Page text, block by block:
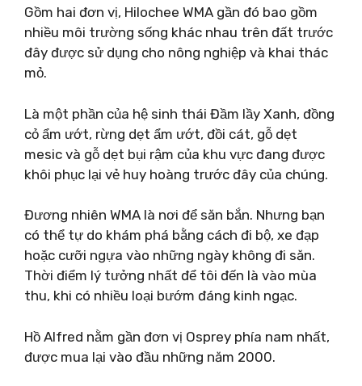
Gồm hai đơn vị, Hilochee WMA gần đó bao gồm
nhiều môi trường sống khác nhau trên đất trước
đây được sử dụng cho nông nghiệp và khai thác
mỏ.
Là một phần của hệ sinh thái Đầm lầy Xanh, đồng
cỏ ẩm ướt, rừng dẹt ẩm ướt, đồi cát, gỗ dẹt
mesic và gỗ dẹt bụi rậm của khu vực đang được
khôi phục lại vẻ huy hoàng trước đây của chúng.
Đương nhiên WMA là nơi để săn bắn. Nhưng bạn
có thể tự do khám phá bằng cách đi bộ, xe đạp
hoặc cưỡi ngựa vào những ngày không đi săn.
Thời điểm lý tưởng nhất để tôi đến là vào mùa
thu, khi có nhiều loại bướm đáng kinh ngạc.
Hồ Alfred nằm gần đơn vị Osprey phía nam nhất,
được mua lại vào đầu những năm 2000.